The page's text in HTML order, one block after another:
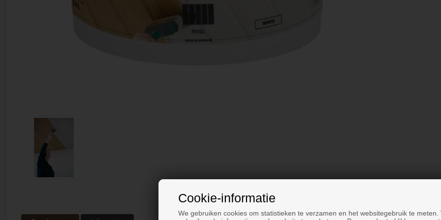
Cookie-informatie
We gebruiken cookies om statistieken te verzamen en het websitegebruik te meten.